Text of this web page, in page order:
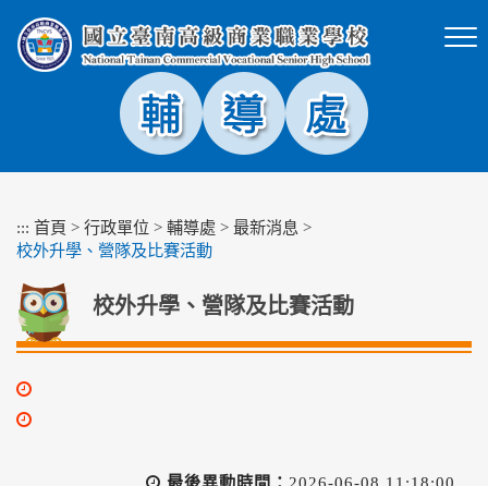
塊
::: 首頁 > 行政單位 > 輔導處 > 最新消息 >
校外升學、營隊及比賽活動
校外升學、營隊及比賽活動
最後異動時間： 2026-06-08 11:18:00